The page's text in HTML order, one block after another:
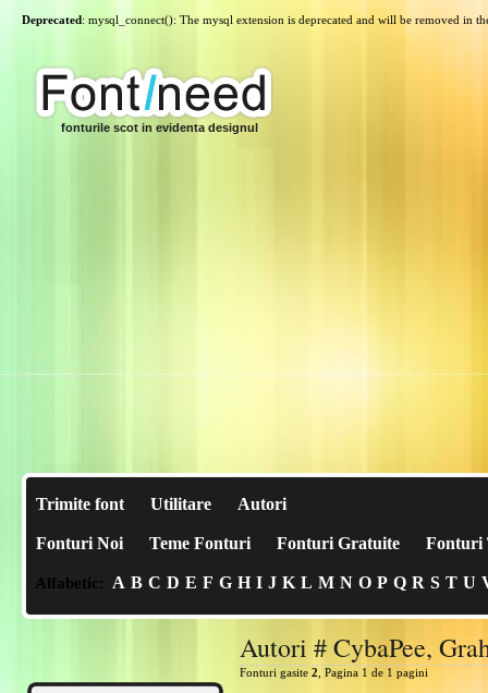
Deprecated: mysql_connect(): The mysql extension is deprecated and will be removed in
fonturile scot in evidenta designul
Trimite font Utilitare Autori
Fonturi Noi Teme Fonturi Fonturi Gratuite Fonturi
Alfabetic: A B C D E F G H I J K L M N O P Q R S T U
Autori # CybaPee,
Fonturi gasite 2 , Pagina 1 de 1 pagini